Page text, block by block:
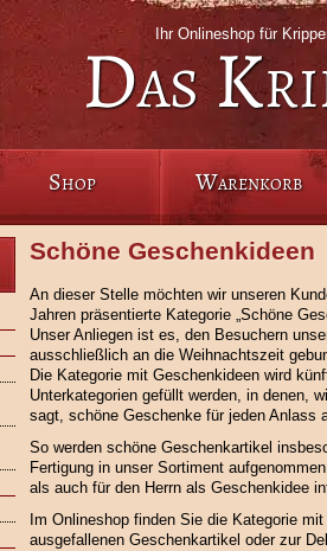
Ihr Onlineshop für
Das
Shop Warenkorb
Schöne Geschenkideen
An dieser Stelle möchten wir unseren
Jahren präsentierte Kategorie „Schöne
Unser Anliegen ist es, den Besuchern
ausschließlich an die Weihnachtszeit
Die Kategorie mit Geschenkideen wird
Unterkategorien gefüllt werden, in denen,
sagt, schöne Geschenke für jeden Anlass
So werden schöne Geschenkartikel
Fertigung in unser Sortiment
als auch für den Herrn als Geschenkidee
Im Onlineshop finden Sie die Kategorie
ausgefallenen Geschenkartikel oder zur